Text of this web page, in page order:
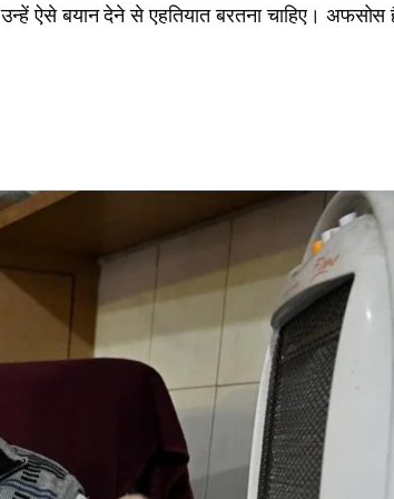
ऐसे बयान देने से एहतियात बरतना चाहिए। अफसोस